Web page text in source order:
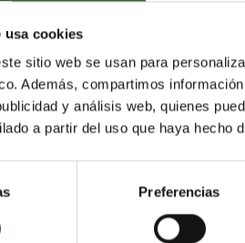
usa cookies
sitio web se usan para
Además, compartimos
y análisis web, quienes
a partir del uso que haya hecho
Preferencias
Rasines Luena
Cruz de Bezana Cabezón de
del Romeral Arredondo
Medio Cudeyo Torrelavega
Pesaguero
Marina de Cudeyo
(Los) Lamasón Anievas
de Reinosa
Valdeprado
del Mar Ribamontán al Mar
Peñarrubia